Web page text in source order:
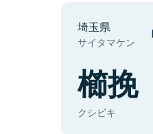
埼玉県
サイタマケン
櫛挽
クシビキ